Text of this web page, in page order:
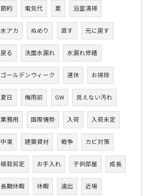
節約 電気代 夏 浴室清掃
水アカ ぬめり 直す 元に戻す
戻る 洗面水漏れ 水漏れ修繕
ゴールデンウィーク 連休 お掃除
夏日 梅雨前 GW 見えない汚れ
業務用 国際情勢 入荷 入荷未定
中東 建築資材 戦争 カビ対策
植栽剪定 お手入れ 子供部屋 成長
長期休暇 休暇 遠出 近場